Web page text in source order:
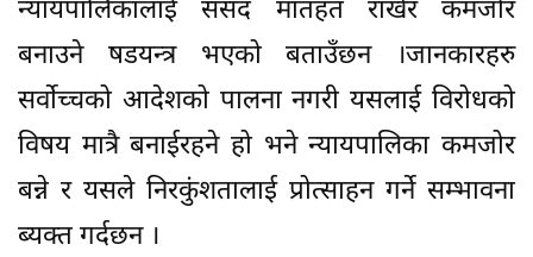
न्यायपालिकालाई संसद मातहत राखेर कमजोर
बनाउने षडयन्त्र भएको बताउँछन ।जानकारहरु
सर्वोच्चको आदेशको पालना नगरी यसलाई विरोधको
विषय मात्रै बनाईरहने हो भने न्यायपालिका कमजोर
बन्ने र यसले निरकुंशतालाई प्रोत्साहन गर्ने सम्भावना
ब्यक्त गर्दछन ।